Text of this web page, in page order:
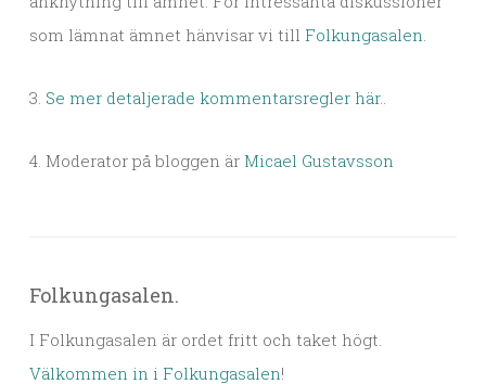
som lämnat ämnet hänvisar vi till Folkungasalen.
3. Se mer detaljerade kommentarsregler här..
4. Moderator på bloggen är Micael Gustavsson
Folkungasalen.
I Folkungasalen är ordet fritt och taket högt.
Välkommen in i Folkungasalen!